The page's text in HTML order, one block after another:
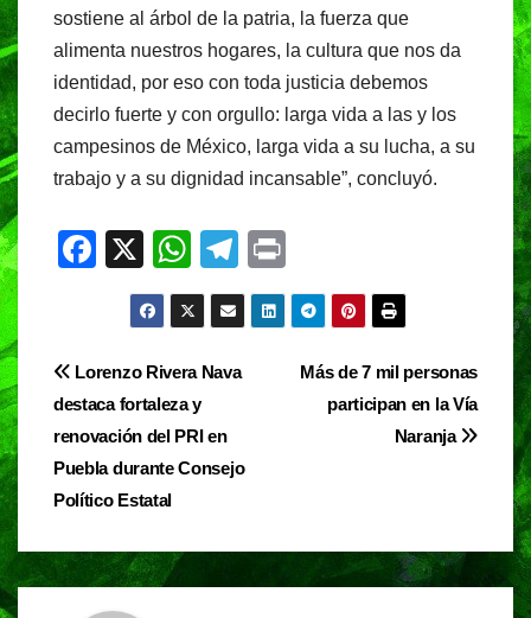
sostiene al árbol de la patria, la fuerza que
alimenta nuestros hogares, la cultura que nos da
identidad, por eso con toda justicia debemos
decirlo fuerte y con orgullo: larga vida a las y los
campesinos de México, larga vida a su lucha, a su
trabajo y a su dignidad incansable”, concluyó.
F
e
b
o
o
k
X
W
h
at
s
A
p
p
T
el
e
gr
in
t
Navegación
de
entradas
Más de 7 mil personas
participan en la Vía
Naranja
Lorenzo Rivera Nava
destaca fortaleza y
renovación del PRI en
Puebla durante Consejo
Político Estatal